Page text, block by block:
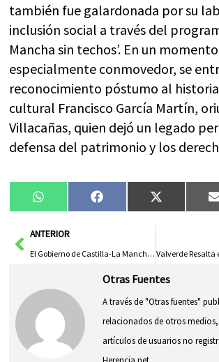
también fue galardonada por su
inclusión social a través del
Mancha sin techos’. En un momento
especialmente conmovedor, se
reconocimiento póstumo al
cultural Francisco García Martín,
Villacañas, quien dejó un legado
defensa del patrimonio y los
Compartir
en
WhatsAppCompartir
en
Facebook
en
X
(Twitter)
AntANTERIOR
El Gobierno de Castilla-La Mancha Destaca la Fortaleza Económica y Social de la Región y Reafirma su Compromiso con la Reforma del Sistema de Financiación Autonómica
Otras Fuentes
A través de "Otras fuentes"
relacionados de otros
artículos de usuarios no